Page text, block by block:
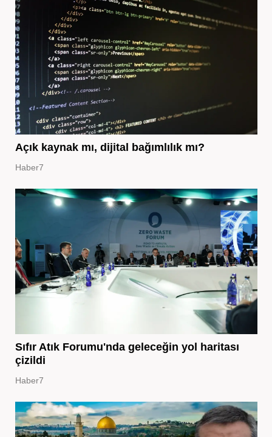
Açık kaynak mı, dijital bağımlılık mı?
Haber7
Sıfır Atık Forumu'nda geleceğin yol haritası
çizildi
Haber7